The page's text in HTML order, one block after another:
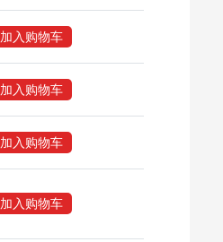
加入购物车
加入购物车
加入购物车
加入购物车